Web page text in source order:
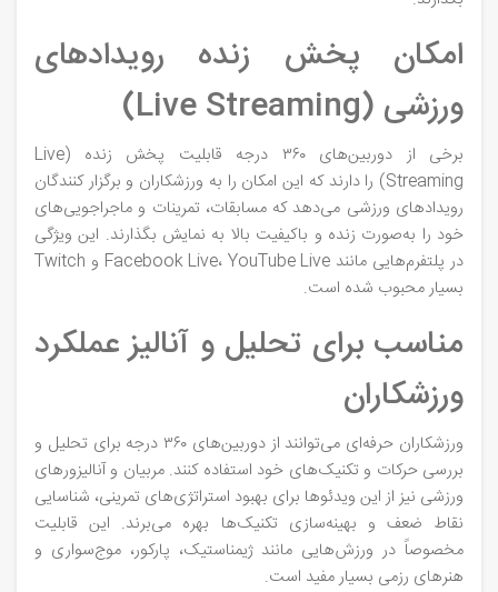
امکان پخش زنده رویدادهای
ورزشی (Live Streaming)
برخی از دوربین‌های ۳۶۰ درجه قابلیت پخش زنده (Live
Streaming) را دارند که این امکان را به ورزشکاران و برگزار کنندگان
رویدادهای ورزشی می‌دهد که مسابقات، تمرینات و ماجراجویی‌های
خود را به‌صورت زنده و باکیفیت بالا به نمایش بگذارند. این ویژگی
در پلتفرم‌هایی مانند Facebook Live، YouTube Live و Twitch
بسیار محبوب شده است.
مناسب برای تحلیل و آنالیز عملکرد
ورزشکاران
ورزشکاران حرفه‌ای می‌توانند از دوربین‌های ۳۶۰ درجه برای تحلیل و
بررسی حرکات و تکنیک‌های خود استفاده کنند. مربیان و آنالیزورهای
ورزشی نیز از این ویدئوها برای بهبود استراتژی‌های تمرینی، شناسایی
نقاط ضعف و بهینه‌سازی تکنیک‌ها بهره می‌برند. این قابلیت
مخصوصاً در ورزش‌هایی مانند ژیمناستیک، پارکور، موج‌سواری و
هنرهای رزمی بسیار مفید است.